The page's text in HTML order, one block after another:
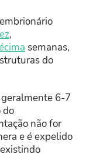
,
semanas,
do
geralmente 6-7
do
não for
e é expelido